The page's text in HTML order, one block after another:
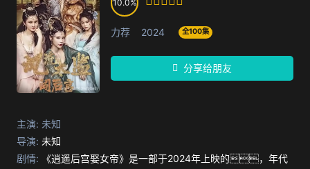
10.0
力荐 2024 全100集
分享给朋友
主演: 未知
导演: 未知
剧情: 《逍遥后宫娶女帝》是一部于2024年上映的，年代